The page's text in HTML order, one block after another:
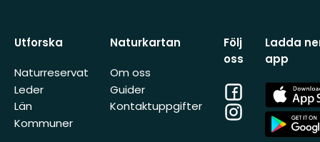
Utforska
Naturreservat
Leder
Län
Kommuner
Naturkartan
Om oss
Guider
Kontaktuppgifter
Följ
oss
Facebook
Instagram
Ladda
app
App
Store
App
Store